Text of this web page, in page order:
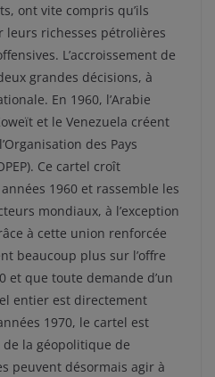
ont vite compris qu’ils
leurs richesses pétrolières
L’accroissement de
grandes décisions, à
En 1960, l’Arabie
et le Venezuela créent
des Pays
Ce cartel croît
1960 et rassemble les
mondiaux, à l’exception
à cette union renforcée
beaucoup plus sur l’offre
et que toute demande d’un
entier est directement
1970, le cartel est
la géopolitique de
peuvent désormais agir à